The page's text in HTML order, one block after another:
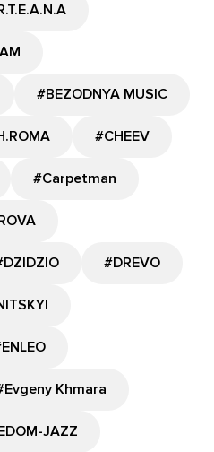
#BEZODNYA MUSIC
#CHEEV
#Carpetman
#DREVO
Khmara
JAZZ